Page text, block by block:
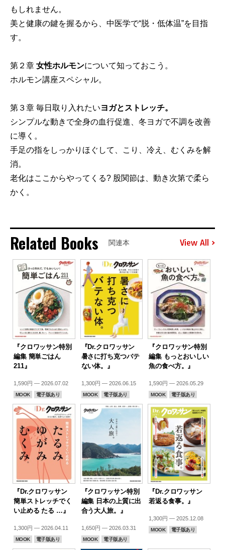
もしれません。
美と健康の鍵を握るから、中医学で“脱・低体温”を目指
す。
第２章 女性ホルモンについて知っておこう。
ホルモン講座スペシャル。
第３章 毎日取り入れたいヨガとストレッチ。
シンプルな動きで全身の血行促進、冬ヨガで不調を改善
に導く。
手足の指をしっかりほぐして、こり、冷え、むくみを解
消。
老化はここからやってくる? 股関節は、動き次第で柔ら
かく。
Related Books 関連本 View All
『クロワッサン特別
編集 簡単ごはん
211』
1,590円 — 2026.07.02
MOOK 電子版あり
『Dr.クロワッサン
暑さに打ち克つバテ
ない体。』
1,300円 — 2026.06.15
MOOK 電子版あり
『クロワッサン特別
編集 もっとおいしい
魚の食べ方。』
1,590円 — 2026.05.29
MOOK 電子版あり
『Dr.クロワッサン
簡単ストレッチでく
い止める たる …』
1,300円 — 2026.04.11
MOOK 電子版あり
『クロワッサン特別
編集 日本の上質に出
合う大人旅。』
1,650円 — 2026.03.31
MOOK 電子版あり
『Dr.クロワッサン
若返る食事。』
1,300円 — 2025.12.08
MOOK 電子版あり